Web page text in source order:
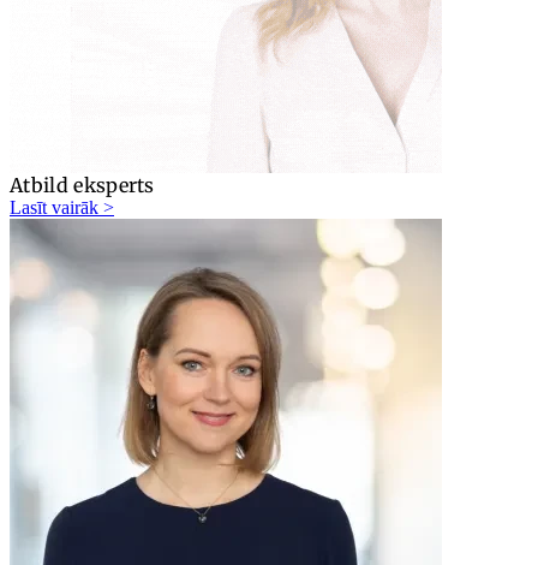
Atbild eksperts
Lasīt vairāk >